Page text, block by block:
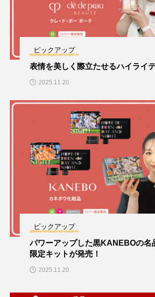
ピックアップ
表情を美しく際立たせるハイライ
2025.11.20
ピックアップ
パワーアップした黒KANEBOの名
限定キットが発売！
2025.11.20